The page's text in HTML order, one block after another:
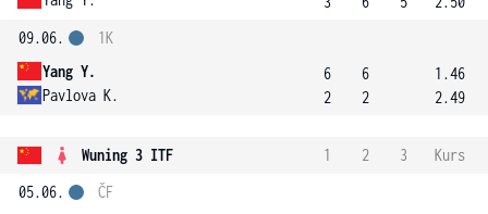
09.06.
Yang Y.
Pavlova K.
1K
6
2
6
2
1.46
2.49
Wuning 3 ITF 1 2 3
Kurs
05.06.
ČF